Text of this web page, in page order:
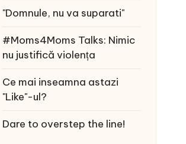
"Domnule, nu va suparati"
#Moms4Moms Talks: Nimic
nu justifică violența
Ce mai inseamna astazi
"Like"-ul?
Dare to overstep the line!